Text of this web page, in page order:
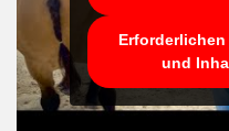
und